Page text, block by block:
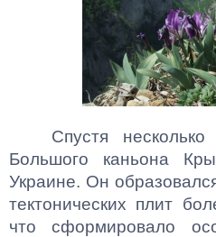
Спустя
Большого каньона
Украине. Он
тектонических плит
что сформировало